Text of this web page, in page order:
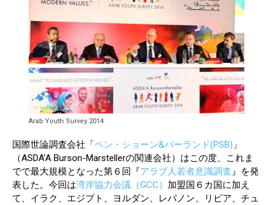
Arab Youth Survey 2014
国際世論調査会社「ペン・ショーン&バーランド(PSB) 」
（ASDA’A Burson-Marstellerの関連会社）はこの度、これま
でで最大規模となった第６回『アラブ人若者意識調査』を発
表した。今回は湾岸協力会議（GCC） 加盟国６カ国に加え
て、イラク、エジプト、ヨルダン、レバノン、リビア、チュ